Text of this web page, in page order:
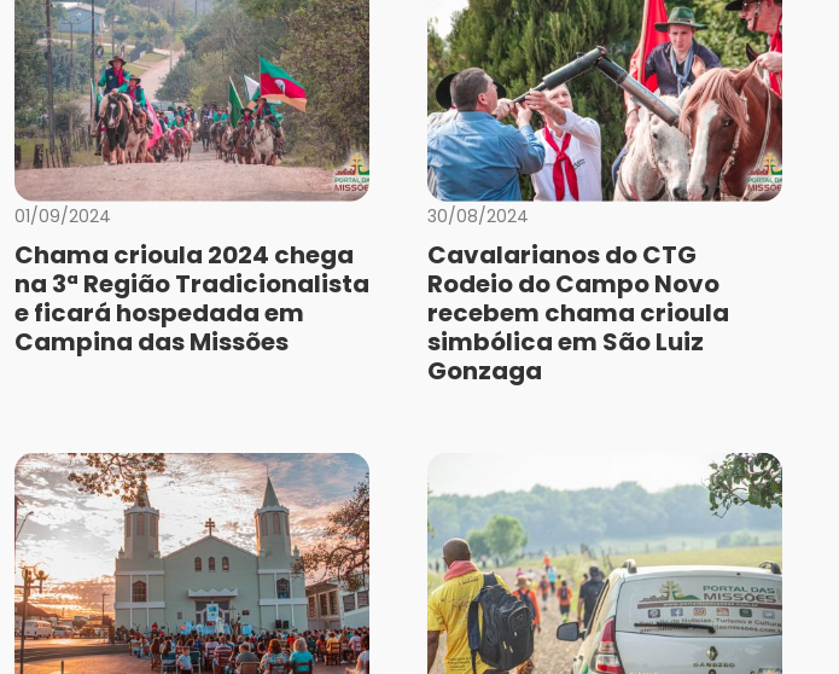
01/09/2024
Chama crioula 2024 chega
na 3ª Região Tradicionalista
e ficará hospedada em
Campina das Missões
30/08/2024
Cavalarianos do CTG
Rodeio do Campo Novo
recebem chama crioula
simbólica em São Luiz
Gonzaga